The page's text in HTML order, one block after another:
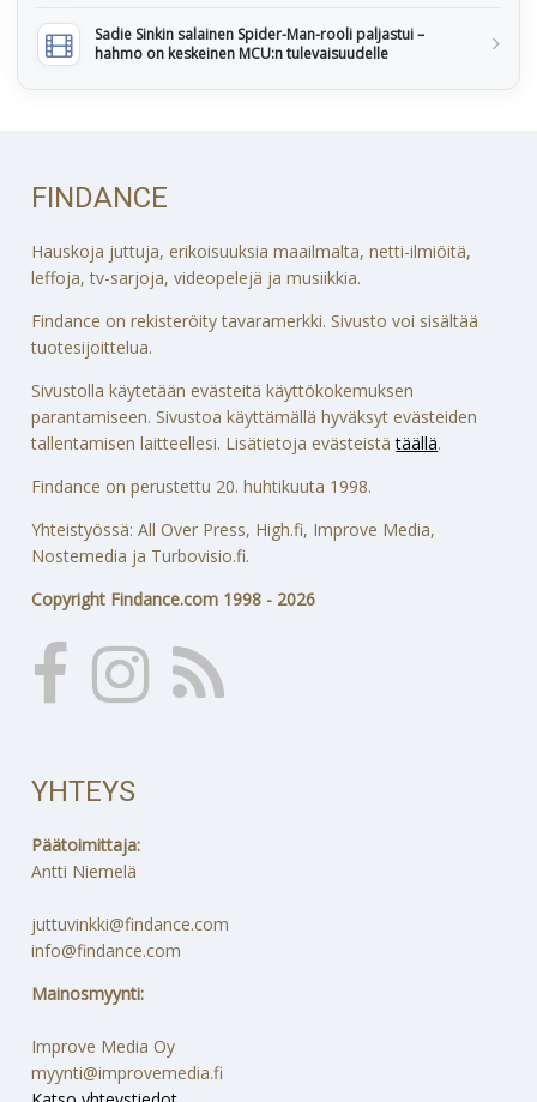
Sadie Sinkin salainen Spider-Man-rooli paljastui –
hahmo on keskeinen MCU:n tulevaisuudelle
FINDANCE
Hauskoja juttuja, erikoisuuksia maailmalta, netti-ilmiöitä,
leffoja, tv-sarjoja, videopelejä ja musiikkia.
Findance on rekisteröity tavaramerkki. Sivusto voi sisältää
tuotesijoittelua.
Sivustolla käytetään evästeitä käyttökokemuksen
parantamiseen. Sivustoa käyttämällä hyväksyt evästeiden
tallentamisen laitteellesi. Lisätietoja evästeistätäällä.
Findance on perustettu 20. huhtikuuta 1998.
Yhteistyössä: All Over Press, High.fi, Improve Media,
Nostemedia ja Turbovisio.fi.
Copyright Findance.com 1998 - 2026
YHTEYS
Päätoimittaja:
Antti Niemelä
juttuvinkki@findance.com
info@findance.com
Mainosmyynti:
Improve Media Oy
myynti@improvemedia.fi